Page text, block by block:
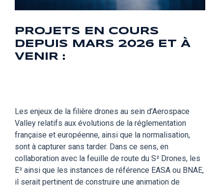
PROJETS EN COURS
DEPUIS MARS 2026 ET À
VENIR :
Les enjeux de la filière drones au sein d’Aerospace
Valley relatifs aux évolutions de la réglementation
française et européenne, ainsi que la normalisation,
sont à capturer sans tarder. Dans ce sens, en
collaboration avec la feuille de route du S² Drones, les
E² ainsi que les instances de référence EASA ou BNAE,
il serait pertinent de construire une animation de